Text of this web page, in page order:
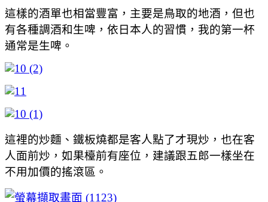
這樣的酒單也相當豐富，主要是鳥取的地酒，但也
有各種調酒和生啤，依日本人的習慣，我的第一杯
通常是生啤。
這裡的炒麵、鐵板燒都是客人點了才現炒，也在客
人面前炒，如果檯前有座位，建議跟五郎一樣坐在
不用加價的搖滾區。